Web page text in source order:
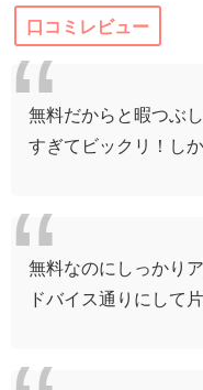
口コミレビュー
無料だからと暇つぶ
すぎてビックリ！し
無料なのにしっかり
ドバイス通りにして